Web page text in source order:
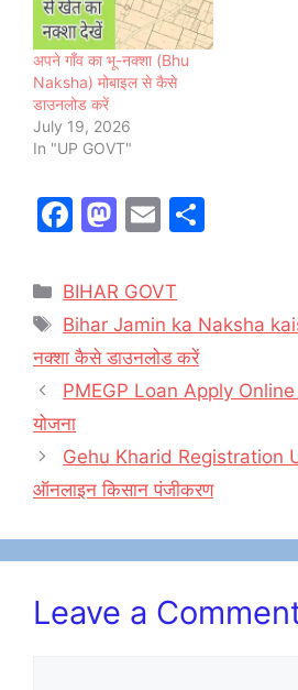
अपने गाँव का भू-नक्शा (Bhu
Naksha) मोबाइल से कैसे
डाउनलोड करें
July 19, 2026
In "UP GOVT"
F
c
e
b
o
o
k
M
st
o
d
o
E
ai
l
e
Categories
BIHAR GOVT
Tags
Bihar Jamin ka Naksha
नक्शा कैसे डाउनलोड करें
PMEGP Loan Apply Online /
योजना
Gehu Kharid Registration
ऑनलाइन किसान पंजीकरण
Leave a